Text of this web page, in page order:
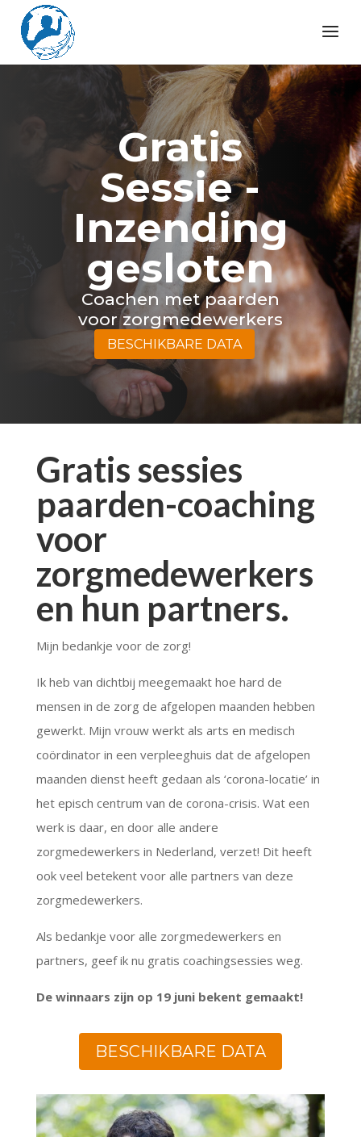
Gratis
Sessie -
Inzending
gesloten
Coachen met paarden
voor zorgmedewerkers
BESCHIKBARE DATA
Gratis sessies
paarden-coaching
voor
zorgmedewerkers
en hun partners.
Mijn bedankje voor de zorg!
Ik heb van dichtbij meegemaakt hoe hard de
mensen in de zorg de afgelopen maanden hebben
gewerkt. Mijn vrouw werkt als arts en medisch
coördinator in een verpleeghuis dat de afgelopen
maanden dienst heeft gedaan als ‘corona-locatie’ in
het episch centrum van de corona-crisis. Wat een
werk is daar, en door alle andere
zorgmedewerkers in Nederland, verzet! Dit heeft
ook veel betekent voor alle partners van deze
zorgmedewerkers.
Als bedankje voor alle zorgmedewerkers en
partners, geef ik nu gratis coachingsessies weg.
De winnaars zijn op 19 juni bekent gemaakt!
BESCHIKBARE DATA